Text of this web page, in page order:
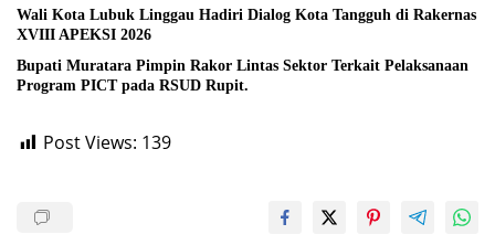
Wali Kota Lubuk Linggau Hadiri Dialog Kota Tangguh di Rakernas
XVIII APEKSI 2026
Bupati Muratara Pimpin Rakor Lintas Sektor Terkait Pelaksanaan
Program PICT pada RSUD Rupit.
Post Views: 139